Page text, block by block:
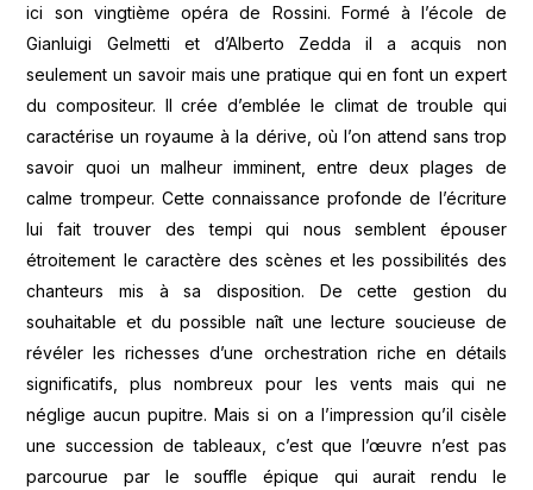
ici son vingtième opéra de Rossini. Formé à l’école de
Gianluigi Gelmetti et d’Alberto Zedda il a acquis non
seulement un savoir mais une pratique qui en font un expert
du compositeur. Il crée d’emblée le climat de trouble qui
caractérise un royaume à la dérive, où l’on attend sans trop
savoir quoi un malheur imminent, entre deux plages de
calme trompeur. Cette connaissance profonde de l’écriture
lui fait trouver des tempi qui nous semblent épouser
étroitement le caractère des scènes et les possibilités des
chanteurs mis à sa disposition. De cette gestion du
souhaitable et du possible naît une lecture soucieuse de
révéler les richesses d’une orchestration riche en détails
significatifs, plus nombreux pour les vents mais qui ne
néglige aucun pupitre. Mais si on a l’impression qu’il cisèle
une succession de tableaux, c’est que l’œuvre n’est pas
parcourue par le souffle épique qui aurait rendu le